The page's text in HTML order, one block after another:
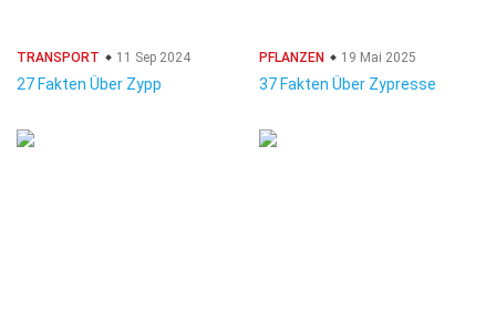
TRANSPORT 11 Sep 2024
27 Fakten Über Zypp
PFLANZEN 19 Mai 2025
37 Fakten Über Zypresse